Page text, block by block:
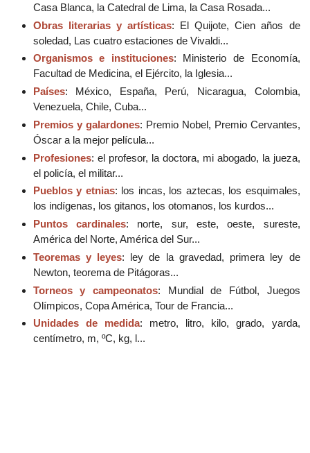
Casa Blanca, la Catedral de Lima, la Casa Rosada...
Obras literarias y artísticas: El Quijote, Cien años de
soledad, Las cuatro estaciones de Vivaldi...
Organismos e instituciones: Ministerio de Economía,
Facultad de Medicina, el Ejército, la Iglesia...
Países: México, España, Perú, Nicaragua, Colombia,
Venezuela, Chile, Cuba...
Premios y galardones: Premio Nobel, Premio Cervantes,
Óscar a la mejor película...
Profesiones: el profesor, la doctora, mi abogado, la jueza,
el policía, el militar...
Pueblos y etnias: los incas, los aztecas, los esquimales,
los indígenas, los gitanos, los otomanos, los kurdos...
Puntos cardinales: norte, sur, este, oeste, sureste,
América del Norte, América del Sur...
Teoremas y leyes: ley de la gravedad, primera ley de
Newton, teorema de Pitágoras...
Torneos y campeonatos: Mundial de Fútbol, Juegos
Olímpicos, Copa América, Tour de Francia...
Unidades de medida: metro, litro, kilo, grado, yarda,
centímetro, m, ºC, kg, l...